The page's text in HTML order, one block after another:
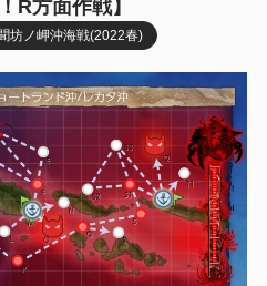
R方面作戦】
坊ノ岬沖海戦(2022春)